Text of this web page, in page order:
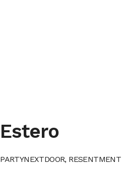
Estero
PARTYNEXTDOOR, RESENTMENT